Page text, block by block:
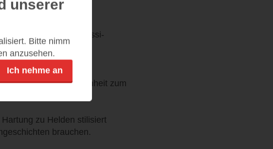
die Fährte auf.
die Ossi- und Wessi-
der Vergangenheit zum
zu Helden stilisiert
brauchen.
unserer
Bitte nimm
anzusehen.
Ich nehme an